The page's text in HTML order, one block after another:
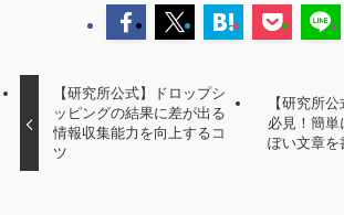
【研究所公式】ドロップシ
ッピングの結果に差が出る
情報収集能力を向上するコ
ツ
【研究所
必見！簡単
ぽい文章を